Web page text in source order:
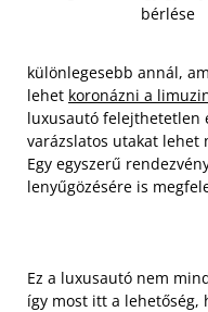
bérlése
különlegesebb annál,
lehet koronázni a
luxusautó felejthetetlen
varázslatos utakat
Egy egyszerű
lenyűgözésére is
Ez a luxusautó nem
így most itt a